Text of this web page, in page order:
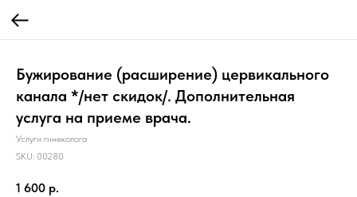
Бужирование (расширение) цервикального
канала */нет скидок/. Дополнительная
услуга на приеме врача.
Услуги гинеколога
SKU: 00280
1 600 р.